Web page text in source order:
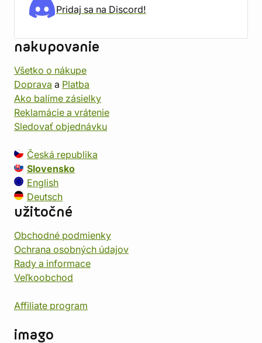
Pridaj sa na Discord!
nakupovanie
Všetko o nákupe
Doprava a Platba
Ako balíme zásielky
Reklamácie a vrátenie
Sledovať objednávku
Česká republika
Slovensko
English
Deutsch
užitočné
Obchodné podmienky
Ochrana osobných údajov
Rady a informace
Veľkoobchod
Affiliate program
imago